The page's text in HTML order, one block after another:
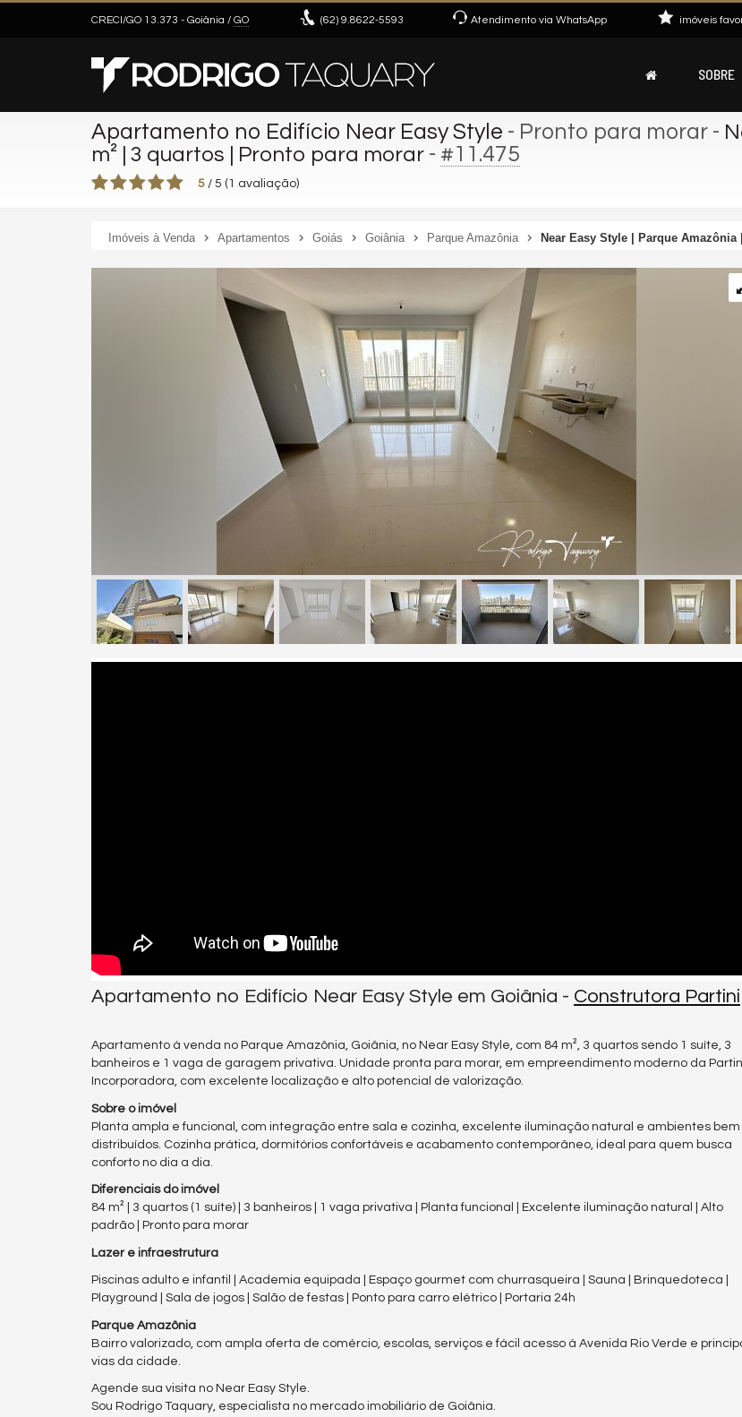
CRECI/GO 13.373 - Goiânia / GO (62) 9.8622-5593 Atendimento via WhatsApp imóveis
SOBRE
Apartamento no Edifício Near Easy Style - Pronto para morar -
m² | 3 quartos | Pronto para morar - #11.475
5 / 5 ( 1 avaliação)
Imóveis à Venda Apartamentos Goiás Goiânia Parque Amazônia Near Easy Style | Parque
Apartamento no Edifício Near Easy Style em Goiânia - Construtora Partini
Apartamento à venda no Parque Amazônia, Goiânia, no Near Easy Style, com 84 m², 3 quartos sendo 1 suíte, 3
banheiros e 1 vaga de garagem privativa. Unidade pronta para morar, em empreendimento moderno da
Incorporadora, com excelente localização e alto potencial de valorização.
Sobre o imóvel
Planta ampla e funcional, com integração entre sala e cozinha, excelente iluminação natural e ambientes bem
distribuídos. Cozinha prática, dormitórios confortáveis e acabamento contemporâneo, ideal para quem busca
conforto no dia a dia.
Diferenciais do imóvel
84 m² | 3 quartos (1 suíte) | 3 banheiros | 1 vaga privativa | Planta funcional | Excelente iluminação natural | Alto
padrão | Pronto para morar
Lazer e infraestrutura
Piscinas adulto e infantil | Academia equipada | Espaço gourmet com churrasqueira | Sauna | Brinquedoteca |
Playground | Sala de jogos | Salão de festas | Ponto para carro elétrico | Portaria 24h
Parque Amazônia
Bairro valorizado, com ampla oferta de comércio, escolas, serviços e fácil acesso à Avenida Rio Verde e
vias da cidade.
Agende sua visita no Near Easy Style.
Sou Rodrigo Taquary, especialista no mercado imobiliário de Goiânia.